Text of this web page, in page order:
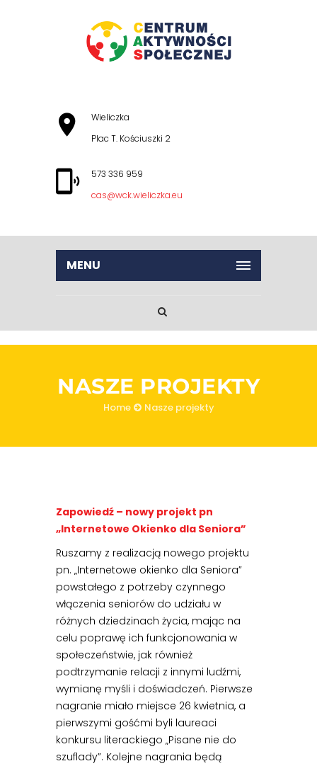
Wieliczka
Plac T. Kościuszki 2
573 336 959
cas@wck.wieliczka.eu
MENU
NASZE PROJEKTY
Home Nasze projekty
Zapowiedź – nowy projekt pn
„Internetowe Okienko dla Seniora”
Ruszamy z realizacją nowego projektu
pn. „Internetowe okienko dla Seniora”
powstałego z potrzeby czynnego
włączenia seniorów do udziału w
różnych dziedzinach życia, mając na
celu poprawę ich funkcjonowania w
społeczeństwie, jak również
podtrzymanie relacji z innymi ludźmi,
wymianę myśli i doświadczeń. Pierwsze
nagranie miało miejsce 26 kwietnia, a
pierwszymi gośćmi byli laureaci
konkursu literackiego „Pisane nie do
szuflady”. Kolejne nagrania będą